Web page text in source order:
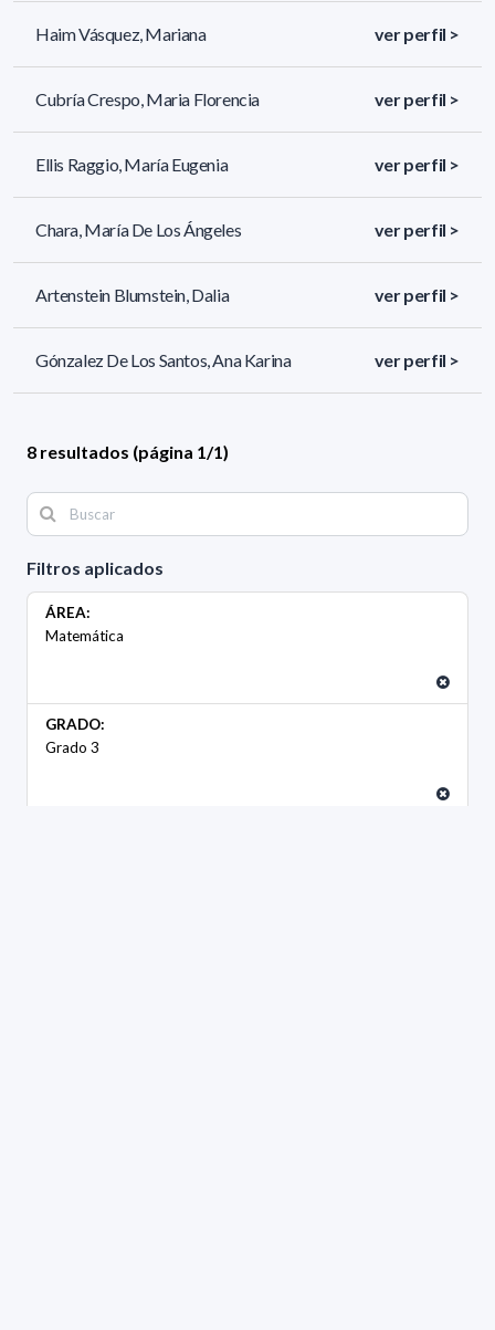
Filtros aplicados
ÁREA:
Matemática
GRADO:
Grado 3
Haim Vásquez, Mariana ver perfil >
Cubría Crespo, Maria Florencia ver perfil >
Ellis Raggio, María Eugenia ver perfil >
Chara, María De Los Ángeles ver perfil >
Artenstein Blumstein, Dalia ver perfil >
Gónzalez De Los Santos, Ana Karina ver perfil >
8 resultados (página 1/1)